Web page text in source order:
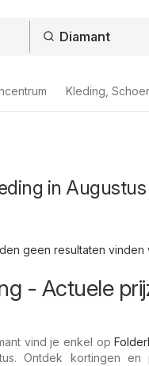
Kleding,
in
geen resultaten vinden
- Actuele
vind je enkel op
Ontdek kortingen en